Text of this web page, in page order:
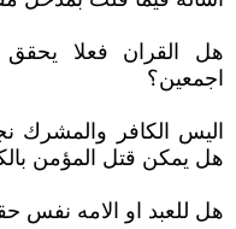
هل القران فعلا يحقق
اجمعين؟
اليس الكافر والمشرك
هل يمكن قتل المؤمن
هل للعبد او الامه نفس